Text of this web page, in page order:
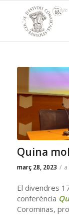
Quina
març 28, 2023 / a
El divendres
conferència
Corominas,